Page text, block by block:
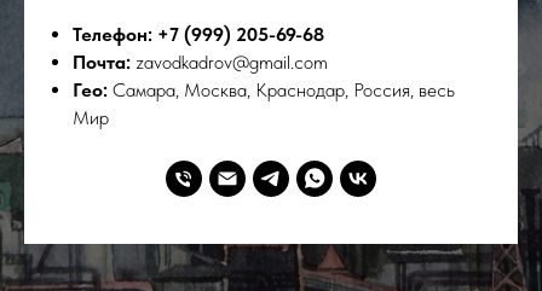
Телефон: +7 (999) 205-69-68
Почта: zavodkadrov@gmail.com
Гео: Самара, Москва, Краснодар, Россия, весь
Мир